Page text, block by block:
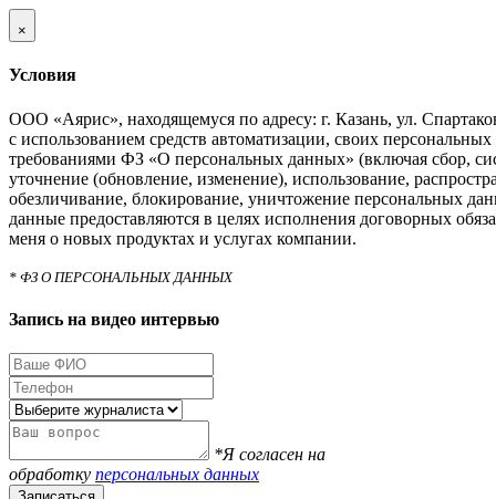
×
Условия
ООО «Аярис», находящемуся по адресу: г. Казань, ул.
с использованием средств автоматизации, своих
требованиями ФЗ «О персональных данных» (включая сбор,
уточнение (обновление, изменение), использование,
обезличивание, блокирование, уничтожение персональных
данные предоставляются в целях исполнения договорных
меня о новых продуктах и услугах компании.
* ФЗ О ПЕРСОНАЛЬНЫХ ДАННЫХ
Запись на видео интервью
*Я согласен на
обработку персональных данных